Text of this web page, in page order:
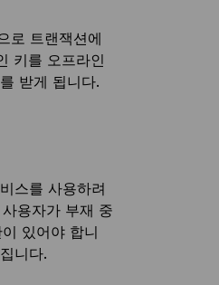
로 트랜잭션에
키를 오프라인
받게 됩니다.
스를 사용하려
용자가 부재 중
있어야 합니
니다.